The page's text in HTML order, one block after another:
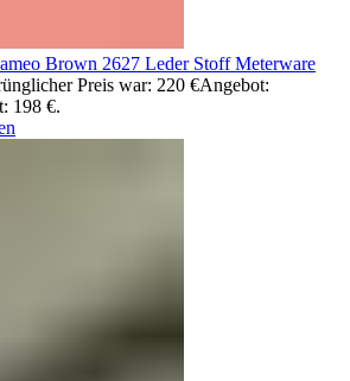
Brown 2627 Leder Stoff Meterware
Preis war: 220 €Angebot:
198 €.